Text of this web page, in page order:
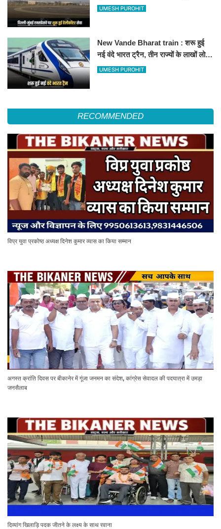
हेलीकॉप्टर सर्विस से तुरंत घायल पहुंचेगा
UMESH PUROHIT
New Vande Bharat train : शरू हुई
नई वंदे भारत ट्रैन, तीन राज्यों के लाखों लोगों
का सफर होगा आसान, देखें पूरा रूटमैप
UMESH PUROHIT
RECOMMENDED
विप्र युवा प्रकोष्ठ अध्यक्ष दिनेश कुमार व्यास का किया सम्मान
अगस्त क्रांति दिवस पर बीकानेर में गूंजा जनमन का संदेश, कांग्रेस सेवादल की पदयात्रा में उमड़ा
जनसैलाब
दिव्यांग खिलाड़ि पदक जीतने के लक्ष्य के साथ रवाना